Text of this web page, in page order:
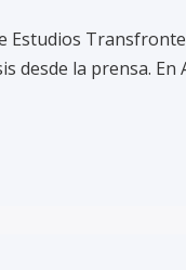
Estudios
la prensa. En